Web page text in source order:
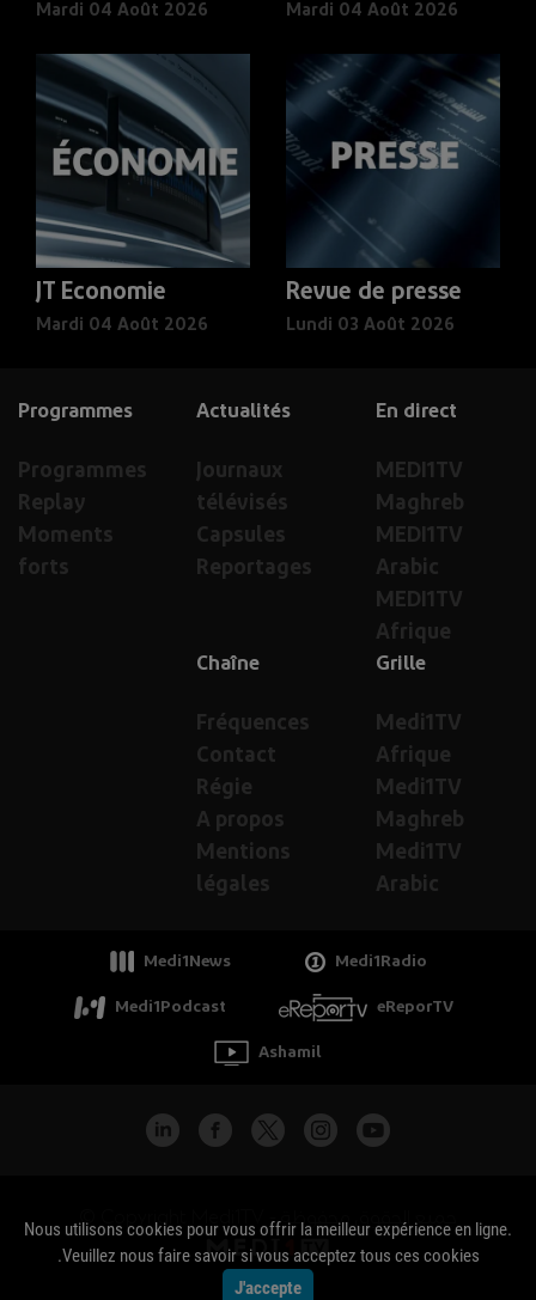
Mardi 04 Août 2026 Mardi 04 Août 2026
JT Economie
Mardi 04 Août 2026
Revue de presse
Lundi 03 Août 2026
En direct
MEDI1TV
Maghreb
MEDI1TV
Arabic
MEDI1TV
Afrique
Actualités
Journaux
télévisés
Capsules
Reportages
Programmes
Programmes
Replay
Moments
forts
Grille
Medi1TV
Afrique
Medi1TV
Maghreb
Medi1TV
Arabic
Chaîne
Fréquences
Contact
Régie
A propos
Mentions
légales
Medi1News Medi1Radio
Medi1Podcast eReporTV
Ashamil
جميع الحقوق محفوظة - Copyright Medi1TV ©
Nous utilisons cookies pour vous offrir la meilleur expérience en ligne.
Veuillez nous faire savoir si vous acceptez tous ces cookies.
J'accepte